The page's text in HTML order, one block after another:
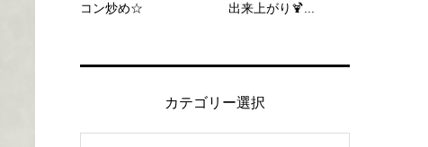
コン炒め☆
出来上がり🍹...
カテゴリー選択